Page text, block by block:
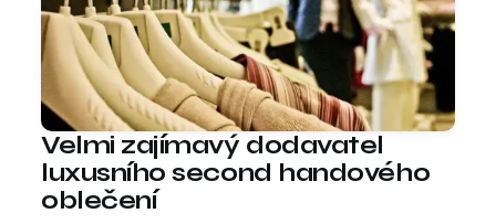
Velmi zajímavý dodavatel
luxusního second handového
oblečení